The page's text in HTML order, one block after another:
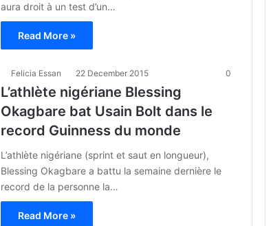
aura droit à un test d’un…
Read More »
Felicia Essan 22 December 2015 0
L’athlète nigériane Blessing
Okagbare bat Usain Bolt dans le
record Guinness du monde
L’athlète nigériane (sprint et saut en longueur),
Blessing Okagbare a battu la semaine dernière le
record de la personne la…
Read More »